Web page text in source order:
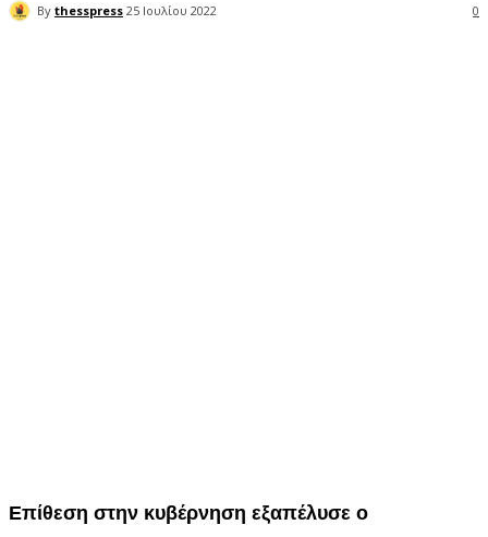
By thesspress 25 Ιουλίου 2022 0
Επίθεση στην κυβέρνηση εξαπέλυσε ο